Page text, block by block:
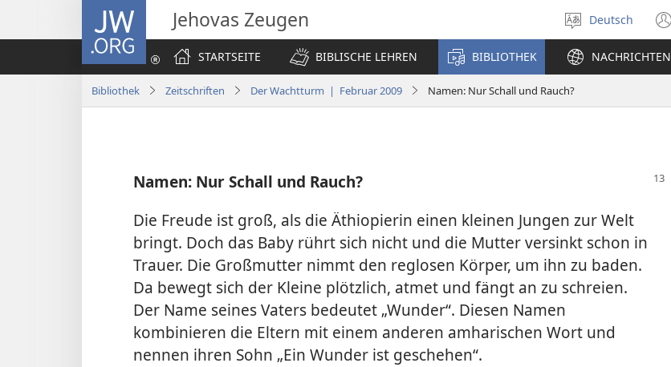
JW.ORG Jehovas Zeugen
Sprache
auswählen
Deutsch
STARTSEITE
BIBLISCHE LEHREN BIBLIOTHEK NACHRICHTEN
Bibliothek Zeitschriften Der Wachtturm | Februar 2009 Namen: Nur Schall und Rauch?
Namen: Nur Schall und Rauch?
Die Freude ist groß, als die Äthiopierin einen kleinen Jungen zur Welt
bringt. Doch das Baby rührt sich nicht und die Mutter versinkt schon in
Trauer. Die Großmutter nimmt den reglosen Körper, um ihn zu baden.
Da bewegt sich der Kleine plötzlich, atmet und fängt an zu schreien.
Der Name seines Vaters bedeutet „Wunder“. Diesen Namen
kombinieren die Eltern mit einem anderen amharischen Wort und
nennen ihren Sohn „Ein Wunder ist geschehen“.